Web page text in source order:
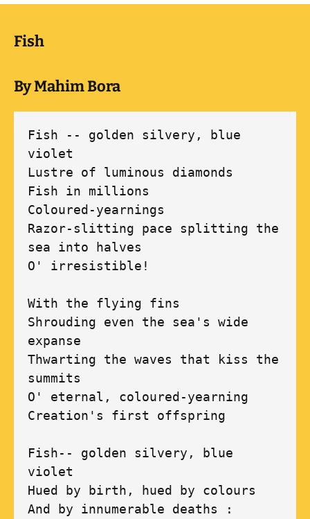
Fish
By Mahim Bora
Fish -- golden silvery, blue
violet
Lustre of luminous diamonds
Fish in millions
Coloured-yearnings
Razor-slitting pace splitting the
sea into halves
O' irresistible!
With the flying fins
Shrouding even the sea's wide
expanse
Thwarting the waves that kiss the
summits
O' eternal, coloured-yearning
Creation's first offspring
Fish-- golden silvery, blue
violet
Hued by birth, hued by colours
And by innumerable deaths :